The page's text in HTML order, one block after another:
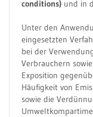
conditions) und in
Unter den
eingesetzten
bei der
Verbrauchern
Exposition
Häufigkeit von
sowie die